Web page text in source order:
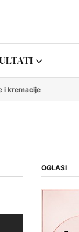
i kremacije
OGLASI